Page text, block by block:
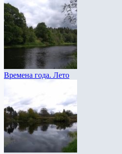
Времена года. Лето